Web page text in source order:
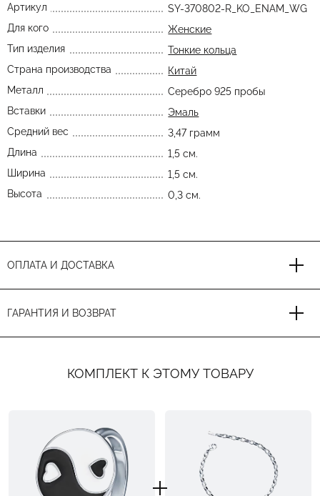
Артикул
SY-370802-R_KO_ENAM_WG
Для кого
Женские
Тип изделия
Тонкие кольца
Страна производства
Китай
Металл
Серебро 925 пробы
Вставки
Эмаль
Средний вес
3,47 грамм
Длина
1,5 см.
Ширина
1,5 см.
Высота
0,3 см.
ОПЛАТА И ДОСТАВКА
ГАРАНТИЯ И ВОЗВРАТ
КОМПЛЕКТ К ЭТОМУ ТОВАРУ